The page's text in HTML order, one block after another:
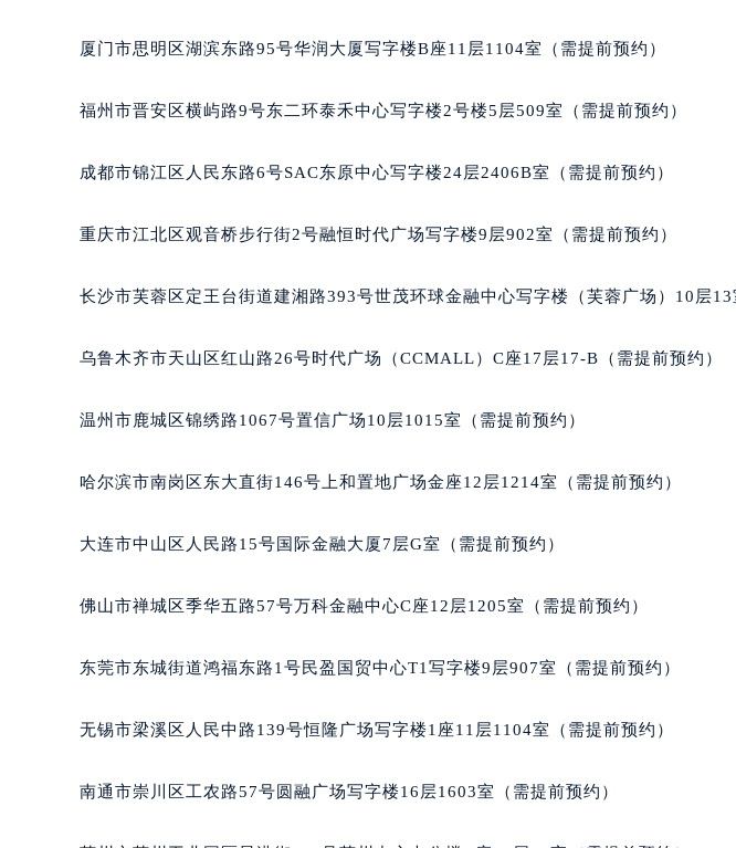
辽宁省朝阳市双塔区新华路格拉苏蒂售后服务中心（需提前预约）
辽宁省抚顺市新抚区东一路格拉苏蒂售后服务中心（需提前预约）
辽宁省葫芦岛市连山区中央路格拉苏蒂售后服务中心（需提前预约）
辽宁省辽阳市白塔区新运大街格拉苏蒂售后服务中心（需提前预约）
辽宁省铁岭市银州区南马路格拉苏蒂售后服务中心（需提前预约）
辽宁省沈阳市沈河区中街路137号亨得利名表维修授权店1楼格拉苏
北京市朝阳区建国门外大街甲6号华熙国际中心D座11层1102室格拉
河北省保定市竞秀区朝阳北大街北国先天下格拉苏蒂售后服务中心（
内蒙古自治区巴彦淖尔市临河区新华街格拉苏蒂售后服务中心（需提
内蒙古自治区赤峰市红山区哈达街格拉苏蒂售后服务中心（需提前预
内蒙古自治区呼伦贝尔市海拉尔区中央街格拉苏蒂售后服务中心（需
内蒙古自治区乌海市海勃湾区人民南路格拉苏蒂售后服务中心（需提
内蒙古自治区锡林郭勒盟市锡林浩特市光明街与额尔敦路交叉口格
厦门市思明区湖滨东路95号华润大厦写字楼B座11层1104室（需提前预约）
福州市晋安区横屿路9号东二环泰禾中心写字楼2号楼5层509室（需提前预约）
成都市锦江区人民东路6号SAC东原中心写字楼24层2406B室（需提前预约）
重庆市江北区观音桥步行街2号融恒时代广场写字楼9层902室（需提前预约）
长沙市芙蓉区定王台街道建湘路393号世茂环球金融中心写字楼（芙蓉广场）10层13
乌鲁木齐市天山区红山路26号时代广场（CCMALL）C座17层17-B（需提前预约）
温州市鹿城区锦绣路1067号置信广场10层1015室（需提前预约）
哈尔滨市南岗区东大直街146号上和置地广场金座12层1214室（需提前预约）
大连市中山区人民路15号国际金融大厦7层G室（需提前预约）
佛山市禅城区季华五路57号万科金融中心C座12层1205室（需提前预约）
东莞市东城街道鸿福东路1号民盈国贸中心T1写字楼9层907室（需提前预约）
无锡市梁溪区人民中路139号恒隆广场写字楼1座11层1104室（需提前预约）
南通市崇川区工农路57号圆融广场写字楼16层1603室（需提前预约）